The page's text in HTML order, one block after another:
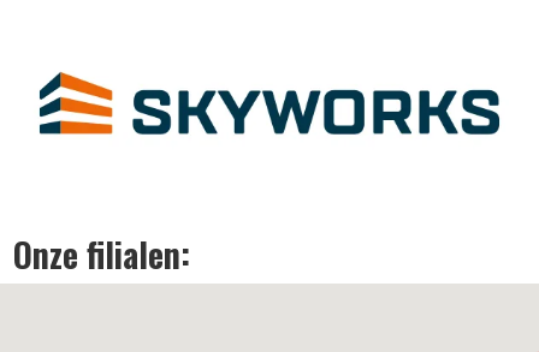
Onze filialen: